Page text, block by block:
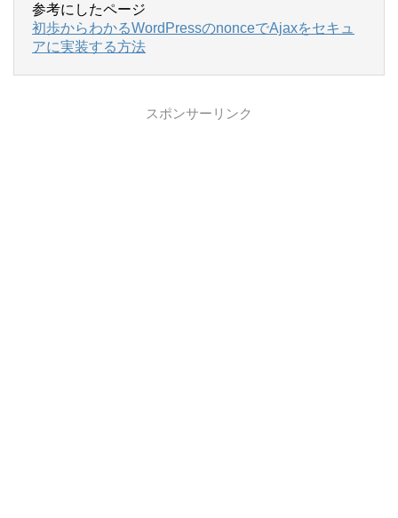
参考にしたページ
初歩からわかるWordPressのnonceでAjaxをセキュ
アに実装する方法
スポンサーリンク